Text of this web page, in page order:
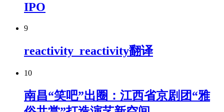
IPO
9
reactivity_reactivity翻译
10
南昌“笑吧”出圈：江西省京剧团“雅